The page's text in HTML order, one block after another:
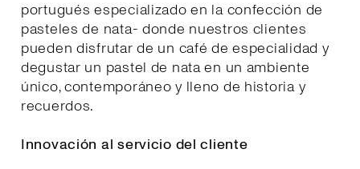
portugués especializado en la confección de
pasteles de nata- donde nuestros clientes
pueden disfrutar de un café de especialidad y
degustar un pastel de nata en un ambiente
único, contemporáneo y lleno de historia y
recuerdos.
Innovación al servicio del cliente